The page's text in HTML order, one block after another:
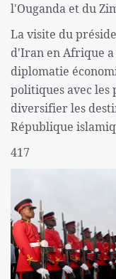
l'Ouganda et du
La visite du
d'Iran en Afrique
diplomatie
politiques avec les
diversifier les
République
417​